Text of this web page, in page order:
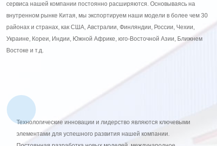
сервиса нашей компании постоянно расширяются. Основываясь на
внутренном рынке Китая, мы экспортируем наши модели в более чем 30
районах и странах, как США, Австралии, Финляндии, России, Чехии,
Украине, Кореи, Индии, Южной Африке, юго-Восточной Азии, Ближнем
Востоке и т.д.
Технологические инновации и лидерство являются ключевыми
элементами для успешного развития нашей компании.